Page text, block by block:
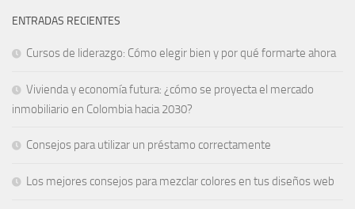
ENTRADAS RECIENTES
Cursos de liderazgo: Cómo elegir bien y por qué formarte ahora
Vivienda y economía futura: ¿cómo se proyecta el mercado
inmobiliario en Colombia hacia 2030?
Consejos para utilizar un préstamo correctamente
Los mejores consejos para mezclar colores en tus diseños web